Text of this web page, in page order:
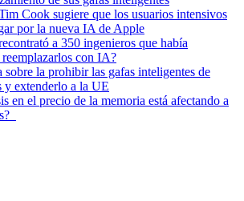
Cook sugiere que los usuarios intensivos
por la nueva IA de Apple
a 350 ingenieros que había
reemplazarlos con IA?
sobre la prohibir las gafas inteligentes de
y extenderlo a la UE
en el precio de la memoria está afectando a